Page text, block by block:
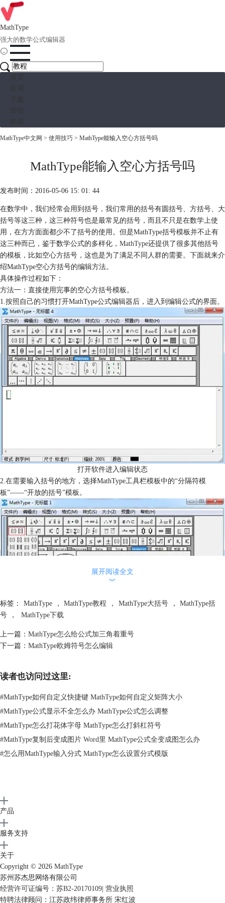
MathType
强大的数学公式编辑器
MathType中文网 > 使用技巧 > MathType能输入空心方括号吗
MathType能输入空心方括号吗
发布时间：2016-05-06 15: 01: 44
在数学中，我们经常会用到括号，我们常用的括号有圆括号、方括号、大
括号等这三种，这三种符号也是最常见的括号，而且不只是在数学上使
用，在方方面面都少不了括号的使用。但是MathType括号模板并不止有
这三种而已，鉴于数学公式的多样化， MathType还提供了很多其他括号
的模板，比如空心方括号，这也是为了满足不同人群的需要。下面就来介
绍MathType空心方括号的编辑方法。
具体操作过程如下：
方法一：直接使用完事的空心方括号模板。
1.按照自己的习惯打开MathType公式编辑器后，进入到编辑公式的界面。
打开软件进入编辑状态
2.在需要输入括号的地方，选择MathType工具栏模板中的“分隔符模
板”——“开放的括号”模板。
3.使用空心括号模板后，在括号中的虚框中输入相应的公式就可以了，如
果是多层，则直接多次使用。
1.选择模板中的“运算符符号”模板，在所列出的模板先点击使用“左空心
方括号”，然后输入相应的公式。
展开阅读全文
︾
标签： MathType ， MathType教程 ， MathType大括号 ，
MathType括
号
， MathType下载
上一篇： MathType怎么给公式加三角着重号
下一篇： MathType欧姆符号怎么编辑
读者也访问过这里:
#MathType如何自定义快捷键 MathType如何自定义矩阵大小
#MathType公式显示不全怎么办 MathType公式怎么调整
#MathType怎么打花体字母 MathType怎么打斜杠符号
#MathType复制后变成图片 Word里 MathType公式全变成图怎么办
#怎么用MathType输入分式 MathType怎么设置分式模版
产品
服务支持
关于
Copyright © 2026 MathType
苏州苏杰思网络有限公司
经营许可证编号：苏B2-20170109 营业执照
特聘法律顾问：江苏政纬律师事务所 宋红波